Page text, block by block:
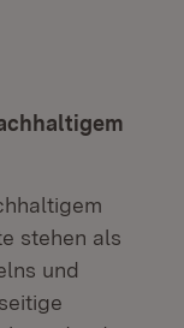
stehen als
und